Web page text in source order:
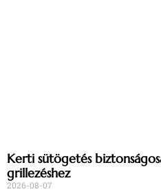
Kerti sütögetés
grillezéshez
2026-08-07